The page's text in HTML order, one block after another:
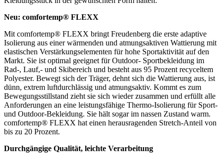
Neu: comfortemp® FLEXX
Mit comfortemp® FLEXX bringt Freudenberg die erste adaptive
Isolierung aus einer wärmenden und atmungsaktiven Wattierung mit
elastischen Verstärkungselementen für hohe Sportaktivität auf den
Markt. Sie ist optimal geeignet für Outdoor- Sportbekleidung im
Rad-, Lauf,- und Skibereich und besteht aus 95 Prozent recyceltem
Polyester. Bewegt sich der Träger, dehnt sich die Wattierung aus, ist
dünn, extrem luftdurchlässig und atmungsaktiv. Kommt es zum
Bewegungsstillstand zieht sie sich wieder zusammen und erfüllt alle
Anforderungen an eine leistungsfähige Thermo-Isolierung für Sport-
und Outdoor-Bekleidung. Sie hält sogar im nassen Zustand warm.
comfortemp® FLEXX hat einen herausragenden Stretch-Anteil von
bis zu 20 Prozent.
Durchgängige Qualität, leichte Verarbeitung